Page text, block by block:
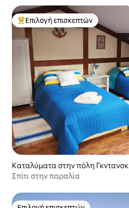
Κορυφαία επιλογή επισκεπτών
Επιλογή επισκεπτών
Καταλύματα στην πόλη Γκντανσκ
Σπίτι στην παραλία